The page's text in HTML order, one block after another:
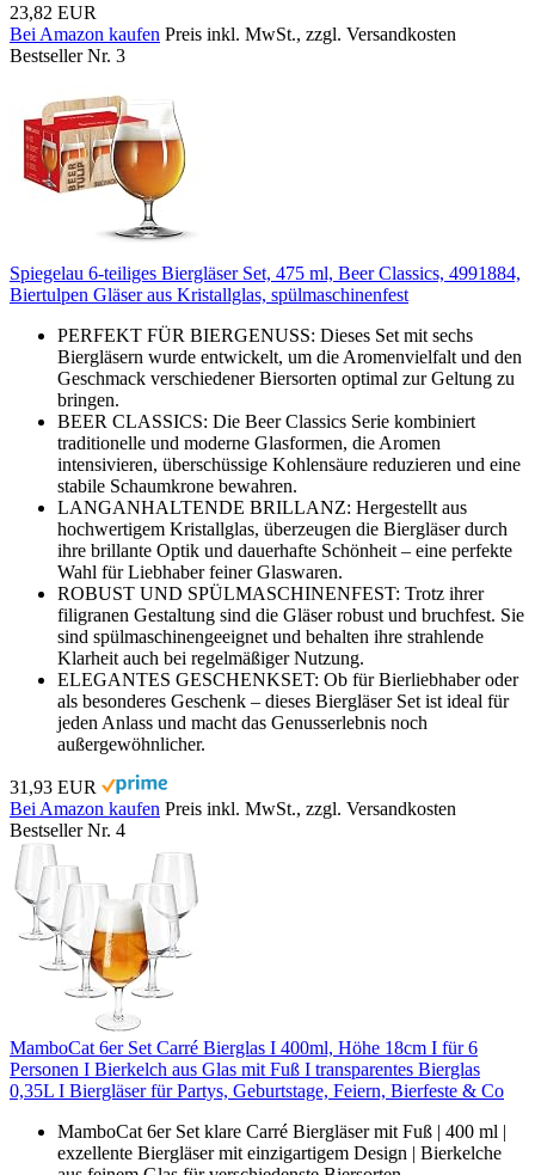
23,82 EUR
Bei Amazon kaufen Preis inkl. MwSt., zzgl. Versandkosten
Bestseller Nr. 3
Spiegelau 6-teiliges Biergläser Set, 475 ml, Beer Classics, 4991884,
Biertulpen Gläser aus Kristallglas, spülmaschinenfest
PERFEKT FÜR BIERGENUSS: Dieses Set mit sechs
Biergläsern wurde entwickelt, um die Aromenvielfalt und den
Geschmack verschiedener Biersorten optimal zur Geltung zu
bringen.
BEER CLASSICS: Die Beer Classics Serie kombiniert
traditionelle und moderne Glasformen, die Aromen
intensivieren, überschüssige Kohlensäure reduzieren und eine
stabile Schaumkrone bewahren.
LANGANHALTENDE BRILLANZ: Hergestellt aus
hochwertigem Kristallglas, überzeugen die Biergläser durch
ihre brillante Optik und dauerhafte Schönheit – eine perfekte
Wahl für Liebhaber feiner Glaswaren.
ROBUST UND SPÜLMASCHINENFEST: Trotz ihrer
filigranen Gestaltung sind die Gläser robust und bruchfest. Sie
sind spülmaschinengeeignet und behalten ihre strahlende
Klarheit auch bei regelmäßiger Nutzung.
ELEGANTES GESCHENKSET: Ob für Bierliebhaber oder
als besonderes Geschenk – dieses Biergläser Set ist ideal für
jeden Anlass und macht das Genusserlebnis noch
außergewöhnlicher.
31,93 EUR
Bei Amazon kaufen Preis inkl. MwSt., zzgl. Versandkosten
Bestseller Nr. 4
MamboCat 6er Set Carré Bierglas I 400ml, Höhe 18cm I für 6
Personen I Bierkelch aus Glas mit Fuß I transparentes Bierglas
0,35L I Biergläser für Partys, Geburtstage, Feiern, Bierfeste & Co
MamboCat 6er Set klare Carré Biergläser mit Fuß | 400 ml |
exzellente Biergläser mit einzigartigem Design | Bierkelche